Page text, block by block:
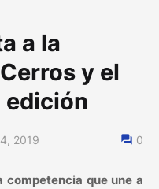
a la
y el
edición
2019 0
competencia que une a